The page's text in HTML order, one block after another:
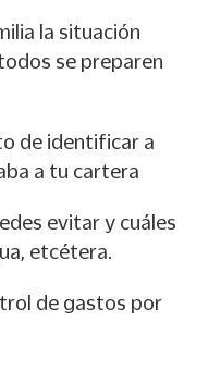
la situación
se preparen
de identificar a
a tu cartera
evitar y cuáles
etcétera.
de gastos por